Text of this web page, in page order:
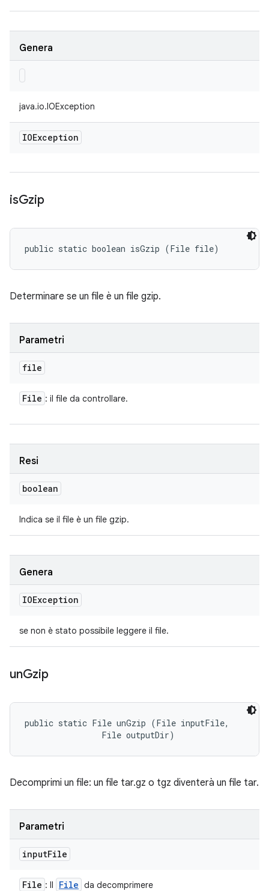
Genera
java.io.IOException
IOException
isGzip
public static boolean isGzip (File file)
Determinare se un file è un file gzip.
Parametri
file
File : il file da controllare.
Resi
boolean
Indica se il file è un file gzip.
Genera
IOException
se non è stato possibile leggere il file.
unGzip
public static File unGzip (File inputFile,
                File outputDir)
Decomprimi un file: un file tar.gz o tgz diventerà un file tar.
Parametri
inputFile
File : Il File da decomprimere